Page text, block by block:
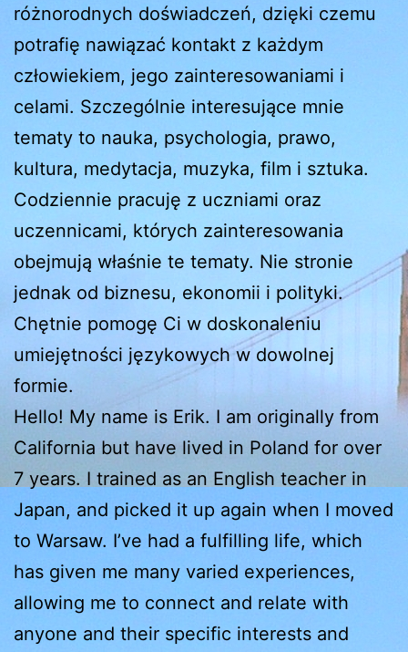
różnorodnych doświadczeń, dzięki czemu
potrafię nawiązać kontakt z każdym
człowiekiem, jego zainteresowaniami i
celami. Szczególnie interesujące mnie
tematy to nauka, psychologia, prawo,
kultura, medytacja, muzyka, film i sztuka.
Codziennie pracuję z uczniami oraz
uczennicami, których zainteresowania
obejmują właśnie te tematy. Nie stronie
jednak od biznesu, ekonomii i polityki.
Chętnie pomogę Ci w doskonaleniu
umiejętności językowych w dowolnej
formie.
Hello! My name is Erik. I am originally from
California but have lived in Poland for over
7 years. I trained as an English teacher in
Japan, and picked it up again when I moved
to Warsaw. I’ve had a fulfilling life, which
has given me many varied experiences,
allowing me to connect and relate with
anyone and their specific interests and